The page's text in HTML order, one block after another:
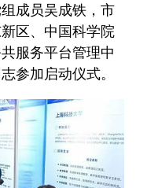
成员吴成铁，市
区、中国科学院
服务平台管理中
参加启动仪式。